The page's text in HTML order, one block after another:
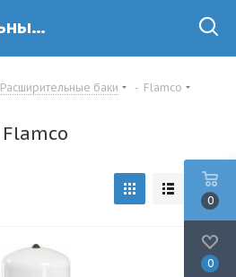
Расширительные баки FLAMCO купить Минске - Ledeme.by
Расширительные баки - Flamco
Flamco
0
0